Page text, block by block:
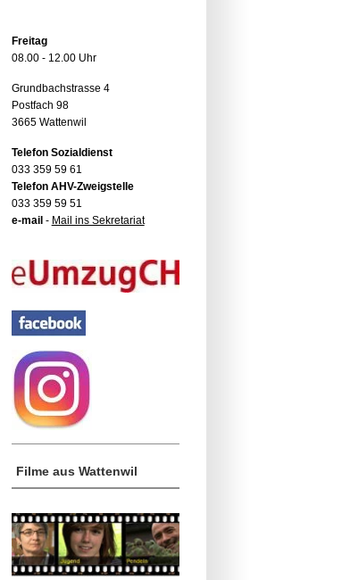
Freitag
08.00 - 12.00 Uhr
Grundbachstrasse 4
Postfach 98
3665 Wattenwil
Telefon Sozialdienst
033 359 59 61
Telefon AHV-Zweigstelle
033 359 59 51
e-mail - Mail ins Sekretariat
Filme aus Wattenwil